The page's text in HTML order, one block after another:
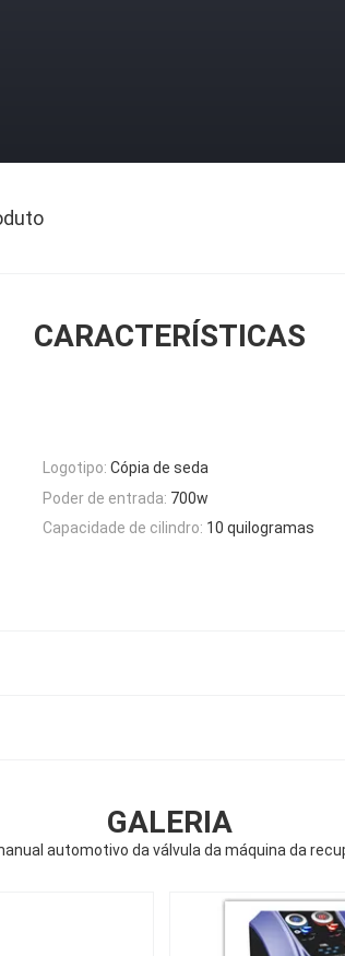
CARACTERÍSTICAS
Logotipo: Cópia de seda
Poder de entrada: 700w
Capacidade de cilindro: 10 quilogramas
GALERIA
automotivo da válvula da máquina da